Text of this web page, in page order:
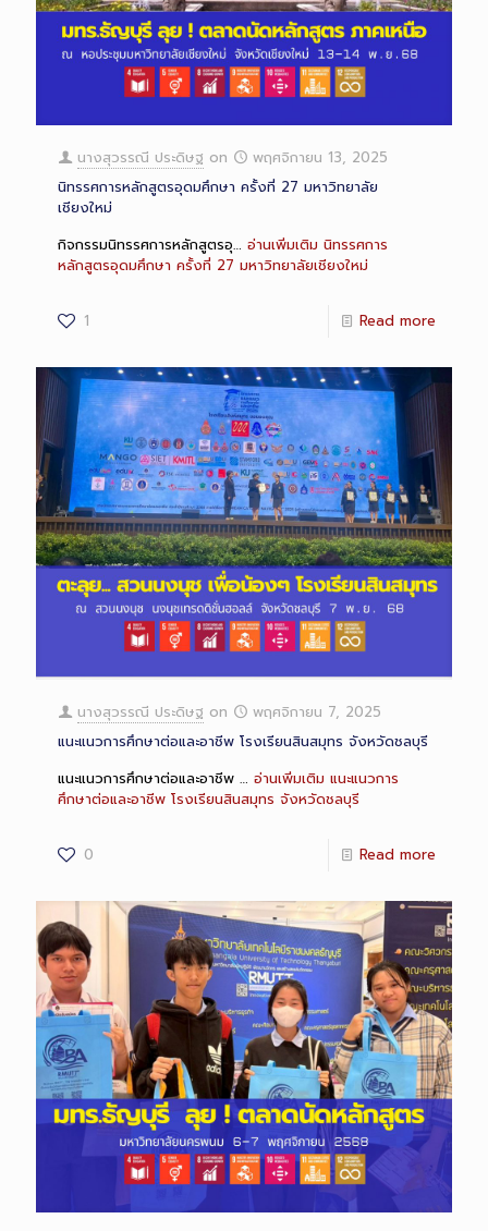
นางสุวรรณี ประดิษฐ on
พฤศจิกายน 13, 2025
นิทรรศการหลักสูตรอุดมศึกษา ครั้งที่ 27 มหาวิทยาลัย
เชียงใหม่
กิจกรรมนิทรรศการหลักสูตรอุ… อ่านเพิ่มเติม นิทรรศการ
หลักสูตรอุดมศึกษา ครั้งที่ 27 มหาวิทยาลัยเชียงใหม่
1 Read more
นางสุวรรณี ประดิษฐ on
พฤศจิกายน 7, 2025
แนะแนวการศึกษาต่อและอาชีพ โรงเรียนสินสมุทร จังหวัดชลบุรี
แนะแนวการศึกษาต่อและอาชีพ … อ่านเพิ่มเติม แนะแนวการ
ศึกษาต่อและอาชีพ โรงเรียนสินสมุทร จังหวัดชลบุรี
0 Read more